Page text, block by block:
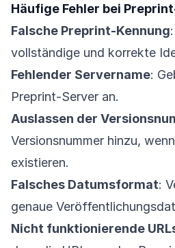
Häufige Fehler bei
Falsche Preprint-Kennung
vollständige und korrekte
Fehlender Servername:
Preprint-Server an.
Auslassen der
Versionsnummer hinzu,
existieren.
Falsches Datumsformat:
genaue
Nicht funktionierende